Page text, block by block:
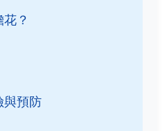
？
與預防